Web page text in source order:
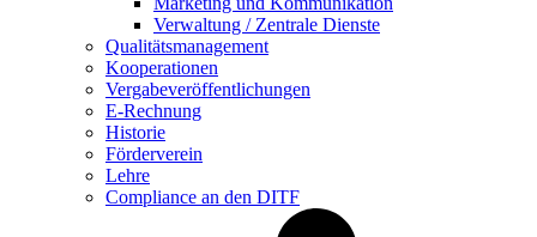
Verwaltung / Zentrale Dienste
Qualitätsmanagement
Kooperationen
Vergabeveröffentlichungen
E-Rechnung
Historie
Förderverein
Lehre
Compliance an den DITF